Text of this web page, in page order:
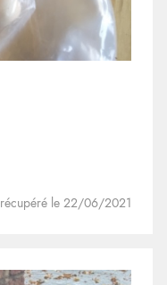
récupéré le 22/06/2021